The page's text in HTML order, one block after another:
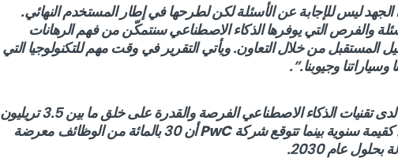
ليس للإجابة عن الأسئلة لكن لطرحها في إطار المستخدم النهائي.
والفرص التي يوفرها الذكاء الاصطناعي سنتمكّن من فهم الرهانات
من خلال التعاون. ويأتي التقرير في وقت مهم للتكنولوجيا التي
وجيوبنا.”.
” أن تكون لدى تقنيات الذكاء الاصطناعي الفرصة والقدرة على خلق ما بين 3.5 تريليون
PwC
أن 30 بالمائة من الوظائف معرضة
عام 2030.